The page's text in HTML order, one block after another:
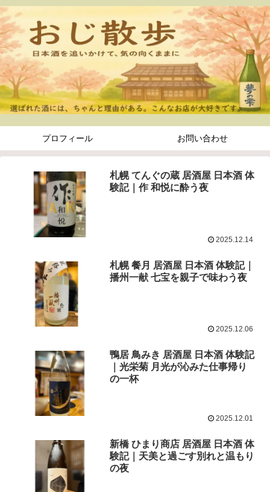
プロフィール お問い合わせ
札幌 てんぐの蔵 居酒屋 日本酒 体
験記｜作 和悦に酔う夜
2025.12.14
札幌 餐月 居酒屋 日本酒 体験記｜
播州一献 七宝を親子で味わう夜
2025.12.06
鴨居 鳥みき 居酒屋 日本酒 体験記
｜光栄菊 月光が沁みた仕事帰り
の一杯
2025.12.01
新橋 ひまり商店 居酒屋 日本酒 体
験記｜天美と過ごす別れと温もり
の夜